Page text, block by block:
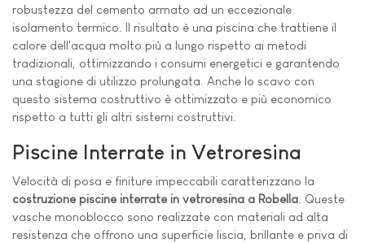
robustezza del cemento armato ad un eccezionale
isolamento termico. Il risultato è una piscina che trattiene il
calore dell'acqua molto più a lungo rispetto ai metodi
tradizionali, ottimizzando i consumi energetici e garantendo
una stagione di utilizzo prolungata. Anche lo scavo con
questo sistema costruttivo è ottimizzato e più economico
rispetto a tutti gli altri sistemi costruttivi.
Piscine Interrate in Vetroresina
Velocità di posa e finiture impeccabili caratterizzano la
costruzione piscine interrate in vetroresina a Robella. Queste
vasche monoblocco sono realizzate con materiali ad alta
resistenza che offrono una superficie liscia, brillante e priva di